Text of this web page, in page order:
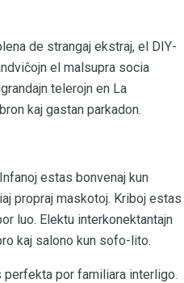
de strangaj ekstraj, el DIY-
el malsupra socia
telerojn en La
kaj gastan parkadon.
estas bonvenaj kun
propraj maskotoj. Kriboj estas
luo. Elektu interkonektantajn
kaj salono kun sofo-lito.
perfekta por familiara interligo.